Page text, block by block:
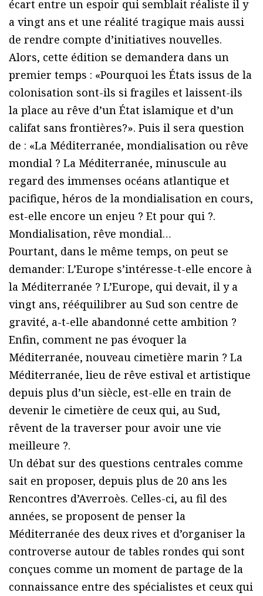
écart entre un espoir qui semblait réaliste il y
a vingt ans et une réalité tragique mais aussi
de rendre compte d’initiatives nouvelles.
Alors, cette édition se demandera dans un
premier temps : «Pourquoi les États issus de la
colonisation sont-ils si fragiles et laissent-ils
la place au rêve d’un État islamique et d’un
califat sans frontières?». Puis il sera question
de : «La Méditerranée, mondialisation ou rêve
mondial ? La Méditerranée, minuscule au
regard des immenses océans atlantique et
pacifique, héros de la mondialisation en cours,
est-elle encore un enjeu ? Et pour qui ?.
Mondialisation, rêve mondial…
Pourtant, dans le même temps, on peut se
demander: L’Europe s’intéresse-t-elle encore à
la Méditerranée ? L’Europe, qui devait, il y a
vingt ans, rééquilibrer au Sud son centre de
gravité, a-t-elle abandonné cette ambition ?
Enfin, comment ne pas évoquer la
Méditerranée, nouveau cimetière marin ? La
Méditerranée, lieu de rêve estival et artistique
depuis plus d’un siècle, est-elle en train de
devenir le cimetière de ceux qui, au Sud,
rêvent de la traverser pour avoir une vie
meilleure ?.
Un débat sur des questions centrales comme
sait en proposer, depuis plus de 20 ans les
Rencontres d’Averroès. Celles-ci, au fil des
années, se proposent de penser la
Méditerranée des deux rives et d’organiser la
controverse autour de tables rondes qui sont
conçues comme un moment de partage de la
connaissance entre des spécialistes et ceux qui